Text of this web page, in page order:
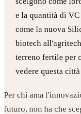
e la quantità di
come la nuova
biotech
terreno fertile per
vedere questa
Per chi ama
futuro, non ha che